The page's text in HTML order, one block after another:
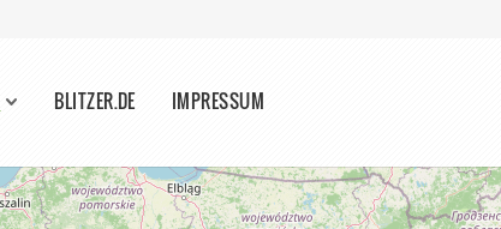
BLITZER.DE IMPRESSUM